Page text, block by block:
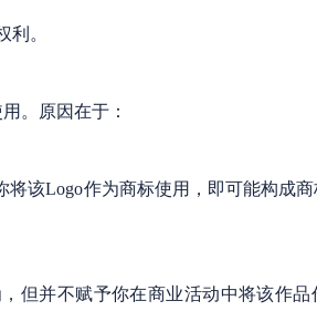
利。
。原因在于：
该Logo作为商标使用，即可能构成
但并不赋予你在商业活动中将该作品